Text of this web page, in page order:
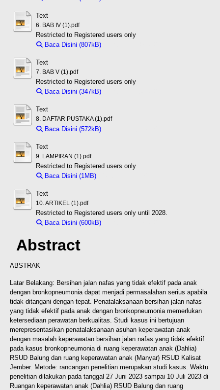
Text
6. BAB IV (1).pdf
Restricted to Registered users only
Baca Disini (807kB)
Text
7. BAB V (1).pdf
Restricted to Registered users only
Baca Disini (347kB)
Text
8. DAFTAR PUSTAKA (1).pdf
Baca Disini (572kB)
Text
9. LAMPIRAN (1).pdf
Restricted to Registered users only
Baca Disini (1MB)
Text
10. ARTIKEL (1).pdf
Restricted to Registered users only until 2028.
Baca Disini (600kB)
Abstract
ABSTRAK
Latar Belakang: Bersihan jalan nafas yang tidak efektif pada anak
dengan bronkopneumonia dapat menjadi permasalahan serius apabila
tidak ditangani dengan tepat. Penatalaksanaan bersihan jalan nafas
yang tidak efektif pada anak dengan bronkopneumonia memerlukan
ketersediaan perawatan berkualitas. Studi kasus ini bertujuan
merepresentasikan penatalaksanaan asuhan keperawatan anak
dengan masalah keperawatan bersihan jalan nafas yang tidak efektif
pada kasus bronkopneumonia di ruang keperawatan anak (Dahlia)
RSUD Balung dan ruang keperawatan anak (Manyar) RSUD Kalisat
Jember. Metode: rancangan penelitian merupakan studi kasus. Waktu
penelitian dilakukan pada tanggal 27 Juni 2023 sampai 10 Juli 2023 di
Ruangan keperawatan anak (Dahlia) RSUD Balung dan ruang